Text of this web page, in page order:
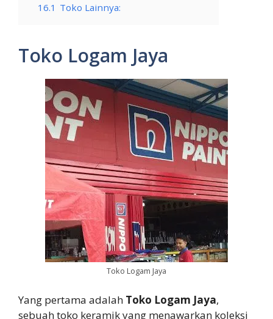
16.1 Toko Lainnya:
Toko Logam Jaya
Toko Logam Jaya
Yang pertama adalah Toko Logam Jaya,
sebuah toko keramik yang menawarkan koleksi